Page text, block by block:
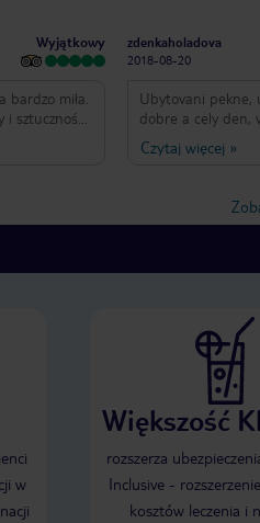
Wyjątkowy
bardzo miła.
sztuczności.
letniej
zdenkaholadova
2018-08-20
Ubytovani pekne,
dobre a cely den,
bazen pro deti s
Animace by mohly
piscita s kaminky,
Czytaj więcej »
w
Większość
rozszerza
Inclusive -
kosztów leczenia i